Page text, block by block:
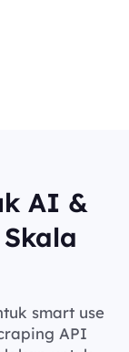
AI &
smart use
API